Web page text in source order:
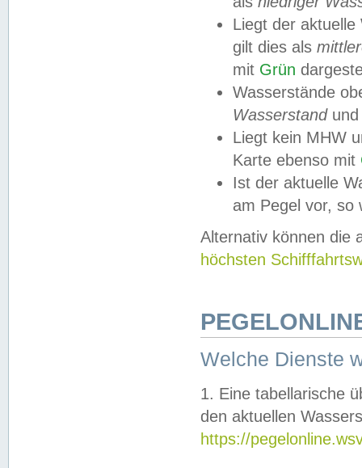
Liegt der
gilt dies als
mit Grün
Wasserstände
Wasserstandund
Liegt kein MHW
Karte ebenso mit
Ist der aktuelle
am Pegel vor,
Alternativ können die
höchsten
Welche Dienste
1. Eine tabellarische
den aktuellen
https://